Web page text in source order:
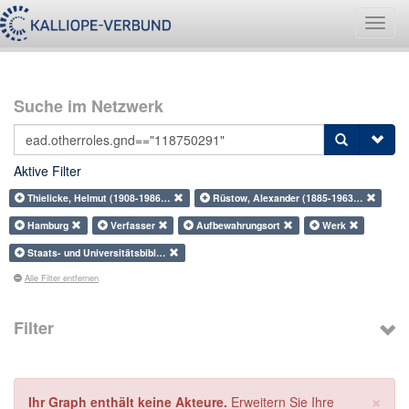
Suche im Netzwerk
Aktive Filter
Thielicke, Helmut (1908-1986…
Rüstow, Alexander (1885-1963…
Hamburg
Verfasser Aufbewahrungsort
Werk
Staats- und Universitätsbibl…
Alle Filter entfernen
Filter
×
Ihr Graph enthält keine Akteure. Erweitern Sie Ihre